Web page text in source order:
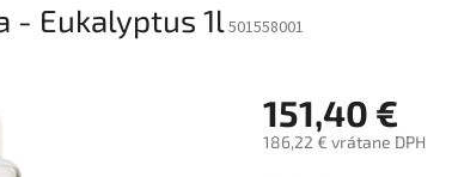
- Eukalyptus 1l501558001
151,40 €
186,22 € vrátane DPH